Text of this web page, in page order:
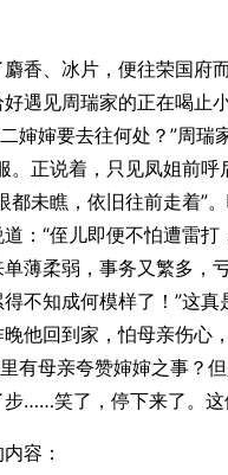
香、冰片，便往荣国府
遇见周瑞家的正在喝止
婶婶要去往何处？”周瑞
。正说着，只见凤姐前
都未瞧，依旧往前走着
：“侄儿即便不怕遭雷
薄柔弱，事务又繁多，
不知成何模样了！”这真
他回到家，怕母亲伤心
有母亲夸赞婶婶之事？
……笑了，停下来了。这
容：